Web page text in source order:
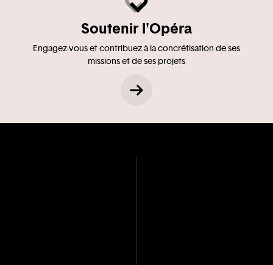
Soutenir l'Opéra
Engagez-vous et contribuez à la concrétisation de ses
missions et de ses projets